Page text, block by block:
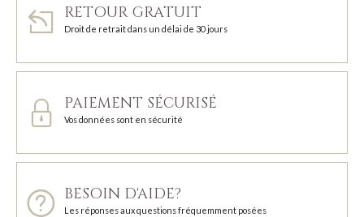
RETOUR GRATUIT
Droit de retrait dans un délai de 30 jours
PAIEMENT SÉCURISÉ
Vos données sont en sécurité
BESOIN D'AIDE?
Les réponses aux questions fréquemment posées